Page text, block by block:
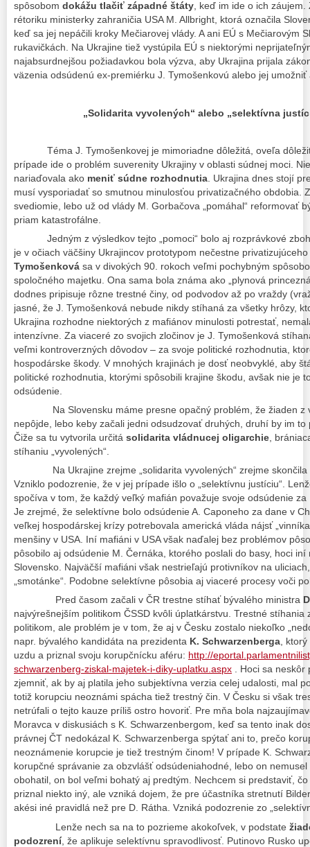
spôsobom dokážu tlačiť západné štáty, keď im ide o ich
rétoriku ministerky zahraničia USA M. Allbright, ktorá označila
keď sa jej nepáčili kroky Mečiarovej vlády. A ani EÚ s Mečiarovým
rukavičkách. Na Ukrajine tiež vystúpila EÚ s niektorými
najabsurdnejšou požiadavkou bola výzva, aby Ukrajina prijala
väzenia odsúdenú ex-premiérku J. Tymošenkovú alebo jej umožniť
„Solidarita vyvolených“ alebo „selektívna
Téma J. Tymošenkovej je mimoriadne dôležitá, oveľa
prípade ide o problém suverenity Ukrajiny v oblasti súdnej moci.
nariaďovala ako meniť súdne rozhodnutia . Ukrajina dnes stojí
musí vysporiadať so smutnou minulosťou privatizačného obdobia.
svediomie, lebo už od vlády M. Gorbačova „pomáhal“ reformovať
priam katastrofálne.
Jedným z výsledkov tejto „pomoci“ bolo aj rozprávkové
je v očiach väčšiny Ukrajincov prototypom nečestne
Tymošenková sa v divokých 90. rokoch veľmi pochybným
spoločného majetku. Ona sama bola známa ako „plynová
dodnes pripisuje rôzne trestné činy, od podvodov až po vraždy
jasné, že J. Tymošenková nebude nikdy stíhaná za všetky hrôzy,
Ukrajina rozhodne niektorých z mafiánov minulosti potrestať,
intenzívne. Za viaceré zo svojich zločinov je J. Tymošenková
veľmi kontroverzných dôvodov – za svoje politické rozhodnutia,
hospodárske škody. V mnohých krajinách je dosť neobvyklé, aby
politické rozhodnutia, ktorými spôsobili krajine škodu, avšak nie je
odsúdenie.
Na Slovensku máme presne opačný problém, že žiaden z
nepôjde, lebo keby začali jedni odsudzovať druhých, druhí by im
Čiže sa tu vytvorila určitá solidarita vládnucej oligarchie ,
stíhaniu „vyvolených“.
Na Ukrajine zrejme „solidarita vyvolených“ zrejme skončila
Vzniklo podozrenie, že v jej prípade išlo o „selektívnu justíciu“.
spočíva v tom, že každý veľký mafián považuje svoje odsúdenie za
Je zrejmé, že selektívne bolo odsúdenie A. Caponeho za dane v
veľkej hospodárskej krízy potrebovala americká vláda nájsť
menšiny v USA. Iní mafiáni v USA však naďalej bez problémov
pôsobilo aj odsúdenie M. Černáka, ktorého poslali do basy, hoci
Slovensko. Najväčší mafiáni však nestrieľajú protivníkov na
„smotánke“. Podobne selektívne pôsobia aj viaceré procesy voči
Pred časom začali v ČR trestne stíhať bývalého ministra
najvýrešnejším politikom ČSSD kvôli úplatkárstvu. Trestné
politikom, ale problém je v tom, že aj v Česku zostalo niekoľko
napr. bývalého kandidáta na prezidenta K. Schwarzenberga, ktorý
uzdu a priznal svoju korupčnícku aféru: http://
schwarzenberg-ziskal-majetek-i-diky-uplatku.aspx . Hoci sa neskôr
zjemniť, ak by aj platila jeho subjektívna verzia celej udalosti, mal
totiž korupciu neoznámi spácha tiež trestný čin. V Česku si však
netrúfali o tejto kauze príliš ostro hovoriť. Pre mňa bola
Moravca v diskusiách s K. Schwarzenbergom, keď sa tento inak
právnej ČT nedokázal K. Schwarzenberga spýtať ani to, prečo
neoznámenie korupcie je tiež trestným činom! V prípade K.
korupčné správanie za obzvlášť odsúdeniahodné, lebo on
obohatil, on bol veľmi bohatý aj predtým. Nechcem si predstaviť,
priznal niekto iný, ale vzniká dojem, že pre účastníka stretnutí
akési iné pravidlá než pre D. Rátha. Vzniká podozrenie zo
Lenže nech sa na to pozrieme akokoľvek, v podstate
podozrení, že aplikuje selektívnu spravodlivosť. Putinovo Rusko